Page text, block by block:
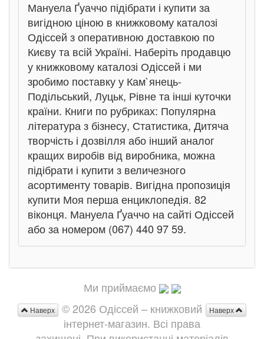
Мануела Ґуаччо підібрати і купити за
вигідною ціною в книжковому каталозі
Одіссей з оперативною доставкою по
Києву та всій Україні. Наберіть продавцю
у книжковому каталозі Одіссей і ми
зробимо поставку у Кам`янець-
Подільський, Луцьк, Рівне та інші куточки
країни. Книги по рубриках: Популярна
література з бізнесу, Статистика, Дитяча
творчість і дозвілля або інший аналог
кращих виробів від виробника, можна
підібрати і купити з величезного
асортименту товарів. Вигідна пропозиція
купити Моя перша енциклопедія. 82
віконця. Мануела Ґуаччо на сайті Одіссей
або за номером (067) 440 97 59.
Ми приймаємо
Наверх
Наверх
© 2026 Одіссей – книжковий
інтернет-магазин. Всі права